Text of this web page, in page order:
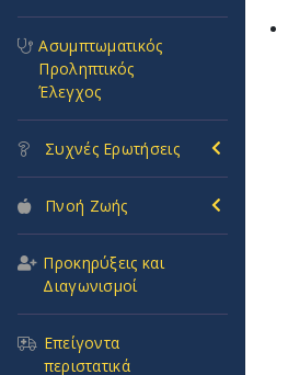
Ασυμπτωματικός
Προληπτικός
Έλεγχος
Συχνές Ερωτήσεις
Πνοή Ζωής
Προκηρύξεις και
Διαγωνισμοί
Επείγοντα
περιστατικά